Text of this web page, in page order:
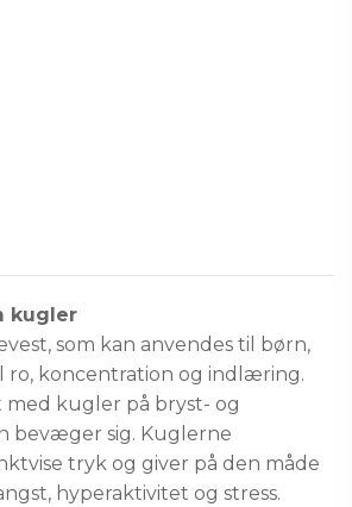
kugler
som kan anvendes til børn,
koncentration og indlæring.
kugler på bryst- og
bevæger sig. Kuglerne
tryk og giver på den måde
hyperaktivitet og stress.